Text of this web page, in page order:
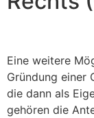
Eine weitere
Gründung einer
die dann als
gehören die